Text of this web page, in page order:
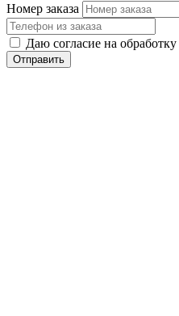
Номер заказа
Даю согласие на обработку